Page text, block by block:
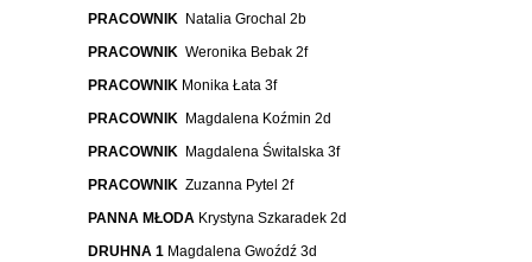
PRACOWNIK Natalia Grochal 2b
PRACOWNIK Weronika Bebak 2f
PRACOWNIK Monika Łata 3f
PRACOWNIK Magdalena Koźmin 2d
PRACOWNIK Magdalena Świtalska 3f
PRACOWNIK Zuzanna Pytel 2f
PANNA MŁODA Krystyna Szkaradek 2d
DRUHNA 1 Magdalena Gwoźdź 3d